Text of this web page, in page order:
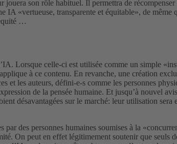
son rôle habituel. Il permettra de
IA «vertueuse, transparente et équitable», de même
…
Lorsque celle-ci est utilisée comme un simple
à ce contenu. En revanche, une création
et les auteurs, défini-e-s comme les personnes
de la pensée humaine. Et jusqu’à nouvel
désavantagées sur le marché: leur utilisation
des personnes humaines soumises à la
On peut en effet légitimement soutenir que seuls